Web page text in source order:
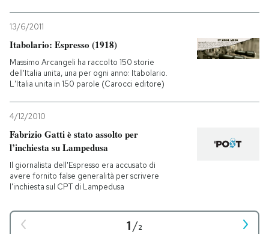
13/6/2011
Itabolario: Espresso (1918)
Massimo Arcangeli ha raccolto 150 storie
dell'Italia unita, una per ogni anno: Itabolario.
L'Italia unita in 150 parole (Carocci editore)
4/12/2010
Fabrizio Gatti è stato assolto per
l’inchiesta su Lampedusa
Il giornalista dell'Espresso era accusato di
avere fornito false generalità per scrivere
l'inchiesta sul CPT di Lampedusa
1/2